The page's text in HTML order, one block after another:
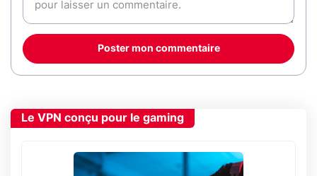
Poster mon commentaire
Le VPN conçu pour le gaming